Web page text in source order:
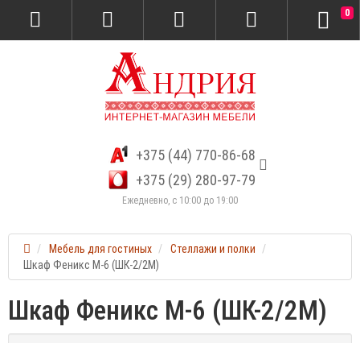
+375 (44) 770-86-68
+375 (29) 280-97-79
Ежедневно, с 10:00 до 19:00
0
Мебель для гостиных
Стеллажи и полки
Шкаф Феникс М-6 (ШК-2/2М)
Шкаф Феникс М-6 (ШК-2/2М)